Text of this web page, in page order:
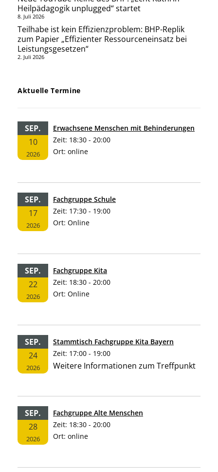
Heilpädagogik unplugged“ startet
8. Juli 2026
Teilhabe ist kein Effizienzproblem: BHP-Replik
zum Papier „Effizienter Ressourceneinsatz bei
Leistungsgesetzen“
2. Juli 2026
Aktuelle Termine
SEP.
10
2026
Erwachsene Menschen mit Behinderungen
Zeit: 18:30 - 20:00
Ort: online
SEP.
17
2026
Fachgruppe Schule
Zeit: 17:30 - 19:00
Ort: Online
SEP.
22
2026
Fachgruppe Kita
Zeit: 18:30 - 20:00
Ort: Online
SEP.
24
2026
Stammtisch Fachgruppe Kita Bayern
Zeit: 17:00 - 19:00
Weitere Informationen zum Treffpunkt
SEP.
28
2026
Fachgruppe Alte Menschen
Zeit: 18:30 - 20:00
Ort: online